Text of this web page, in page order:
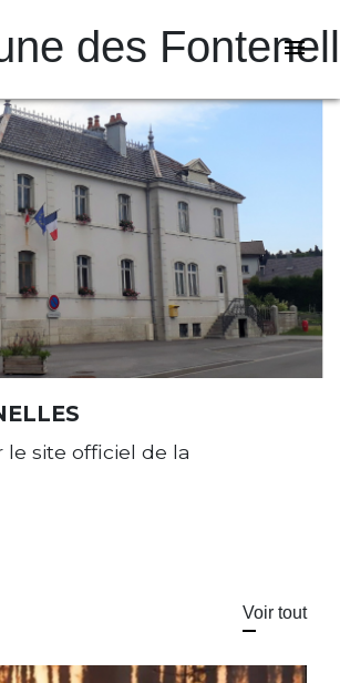
des menu
le site officiel de la
Voir tout